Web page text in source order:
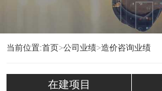
当前位置:首页>公司业绩>造价咨询业绩
在建项目